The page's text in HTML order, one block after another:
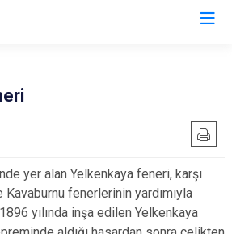
Çayırova
Dilovası
İzmit
yer alan Yelkenkaya feneri, karşı
Kavaburnu fenerlerinin yardımıyla
yılında inşa edilen Yelkenkaya